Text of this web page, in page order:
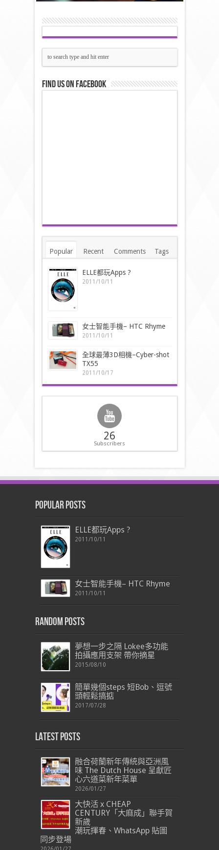
Find us on Facebook
Popular Recent Comments Tags
ELLE都玩Apps ?
2011/10/11
女士智能手機– HTC Rhyme
2011/10/11
全球最薄3D相機–Cyber-shot
TX55
2011/10/17
26
Subscribers
Popular Posts
ELLE都玩Apps ?
2011/10/11
女士智能手機– HTC Rhyme
2011/10/11
Random Posts
夢想一步之隔 Lokee多功能
拍攝應用支架 帶你摘星
2015/08/10
簡單幾個steps 短Bob、逗號
頭輕鬆搞掂
2017/07/28
Latest Posts
融合荷蘭新年傳統與亞洲風
味 The Dutch House 呈獻匠
心六道菜新年菜單
2026/01/27
大快活 x CHEAP
CENTURY「大麻成」聯手賀
新歲
潮玩揮春、WhatsApp 貼圖
同步登場